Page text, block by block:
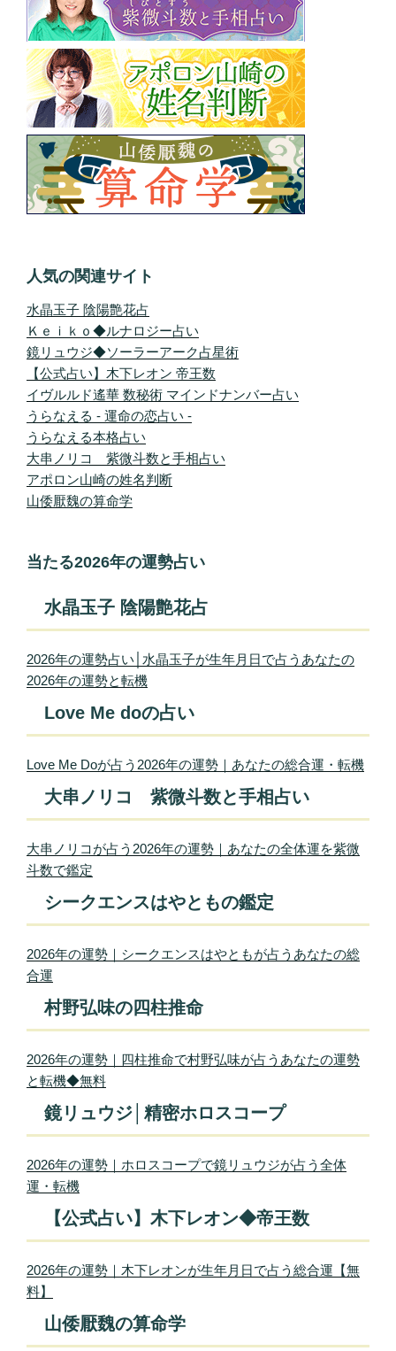
人気の関連サイト
水晶玉子 陰陽艶花占
Ｋｅｉｋｏ◆ルナロジー占い
鏡リュウジ◆ソーラーアーク占星術
【公式占い】木下レオン 帝王数
イヴルルド遙華 数秘術 マインドナンバー占い
うらなえる - 運命の恋占い -
うらなえる本格占い
大串ノリコ 紫微斗数と手相占い
アポロン山崎の姓名判断
山倭厭魏の算命学
当たる2026年の運勢占い
水晶玉子 陰陽艶花占
2026年の運勢占い│水晶玉子が生年月日で占うあなたの
2026年の運勢と転機
Love Me doの占い
Love Me Doが占う2026年の運勢｜あなたの総合運・転機
大串ノリコ 紫微斗数と手相占い
大串ノリコが占う2026年の運勢｜あなたの全体運を紫微
斗数で鑑定
シークエンスはやともの鑑定
2026年の運勢｜シークエンスはやともが占うあなたの総
合運
村野弘味の四柱推命
2026年の運勢｜四柱推命で村野弘味が占うあなたの運勢
と転機◆無料
鏡リュウジ│精密ホロスコープ
2026年の運勢｜ホロスコープで鏡リュウジが占う全体
運・転機
【公式占い】木下レオン◆帝王数
2026年の運勢｜木下レオンが生年月日で占う総合運【無
料】
山倭厭魏の算命学